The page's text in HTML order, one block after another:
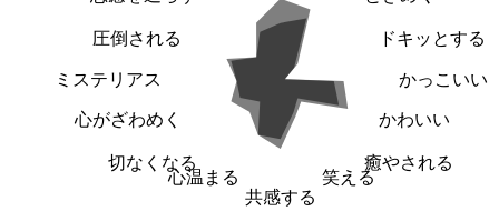
ドキッとする
かっこいい
かわいい
癒やされる
笑える
共感する
心温まる
切なくなる
心がざわめく
ミステリアス
圧倒される